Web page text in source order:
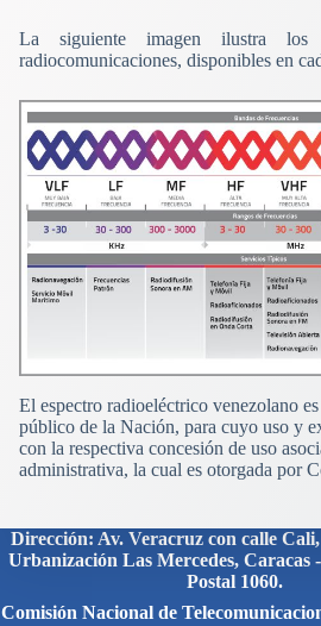
La siguiente imagen ilustra los
radiocomunicaciones, disponibles en
El espectro radioeléctrico venezolano
público de la Nación, para cuyo uso y
con la respectiva concesión de uso
administrativa, la cual es otorgada por
Dirección: Av. Veracruz con calle
Urbanización Las Mercedes, Caracas
Postal 1060.
Comisión Nacional de